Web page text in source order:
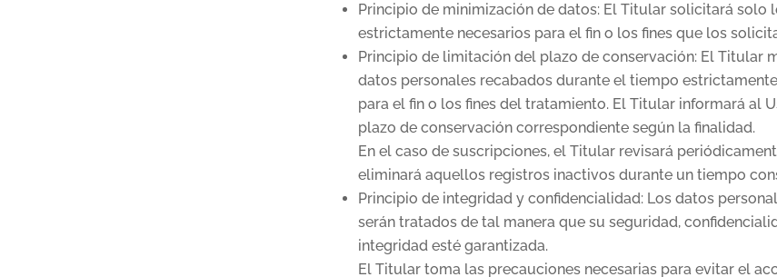
Principio de minimización de datos: El Titular solicitará solo
estrictamente necesarios para el fin o los fines que los
Principio de limitación del plazo de conservación: El Titular
datos personales recabados durante el tiempo
para el fin o los fines del tratamiento. El Titular informará al
plazo de conservación correspondiente según la finalidad.
En el caso de suscripciones, el Titular revisará
eliminará aquellos registros inactivos durante un tiempo
Principio de integridad y confidencialidad: Los datos
serán tratados de tal manera que su seguridad,
integridad esté garantizada.
El Titular toma las precauciones necesarias para evitar el